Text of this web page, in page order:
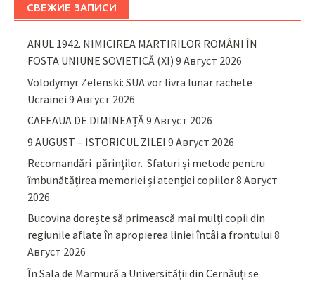
СВЕЖИЕ ЗАПИСИ
ANUL 1942. NIMICIREA MARTIRILOR ROMÂNI ÎN
FOSTA UNIUNE SOVIETICĂ (XI) 9 Август 2026
Volodymyr Zelenski: SUA vor livra lunar rachete
Ucrainei 9 Август 2026
CAFEAUA DE DIMINEAȚĂ9 Август 2026
9 AUGUST – ISTORICUL ZILEI 9 Август 2026
Recomandări părinţilor. Sfaturi și metode pentru
îmbunătățirea memoriei și atenției copiilor8 Август
2026
Bucovina dorește să primească mai mulți copii din
regiunile aflate în apropierea liniei întâi a frontului 8
Август 2026
În Sala de Marmură a Universității din Cernăuți se